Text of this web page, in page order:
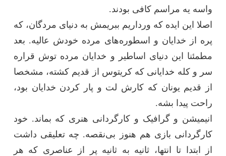
واسه یه مراسم کافی بودند.
اصلا این ایده که ورداریم ببریمش به دنیای مردگان، که
پره از خدایان و اسطوره‌های مرده خودش عالیه. بعد
مطمئنا این دنیای اساطیر و خدایان مرده توش قراره
سر و کله خدایانی که کریتوس از قدیم کشته، مشخصا
از قدیم یونان که کارش لت و پار کردن خدایان بود،
راحت پیدا بشه.
انیمیشن و گرافیک و کارگردانی هنری که بماند. خود
کارگردانی بازی هم هنوز بی‌نقصه. چه تعلیقی داشت
از ابتدا تا انتها، ثانیه به ثانیه پر از عناصری که هر